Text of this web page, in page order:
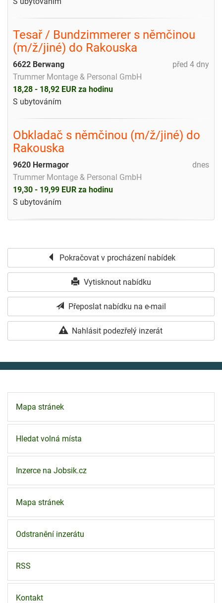
Tesař / Bundzimmerer s němčinou
(m/ž/jiné) do Rakouska
před 4 dny
6622 Berwang
Trummer Montage & Personal GmbH
18,28 - 18,92 EUR za hodinu
S ubytováním
Obkladač s němčinou (m/ž/jiné) do
Rakouska
dnes
9620 Hermagor
Trummer Montage & Personal GmbH
19,30 - 19,99 EUR za hodinu
S ubytováním
Pokračovat v procházení nabídek
Vytisknout nabídku
Přeposlat nabídku na e-mail
Nahlásit podezřelý inzerát
Mapa stránek
Hledat volná místa
Inzerce na Jobsik.cz
Mapa stránek
Odstranění inzerátu
RSS
Kontakt